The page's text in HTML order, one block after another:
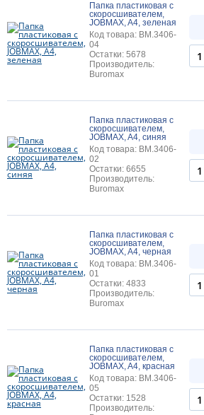
Папка пластиковая с
скоросшивателем,
JOBMAX, A4, зеленая
Код товара: BM.3406-
04
Остатки: 5678
Производитель:
Buromax
Папка пластиковая с
скоросшивателем,
JOBMAX, A4, синяя
Код товара: BM.3406-
02
Остатки: 6655
Производитель:
Buromax
Папка пластиковая с
скоросшивателем,
JOBMAX, A4, черная
Код товара: BM.3406-
01
Остатки: 4833
Производитель:
Buromax
Папка пластиковая с
скоросшивателем,
JOBMAX, A4, красная
Код товара: BM.3406-
05
Остатки: 1528
Производитель: